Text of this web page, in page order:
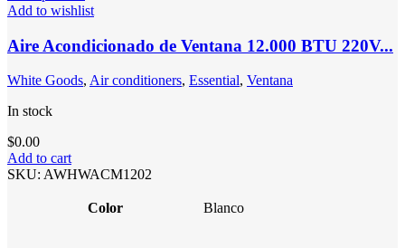
Add to wishlist
Aire Acondicionado de Ventana 12.000 BTU 220V...
White Goods, Air conditioners, Essential, Ventana
In stock
$0.00
Add to cart
SKU: AWHWACM1202
Color Blanco